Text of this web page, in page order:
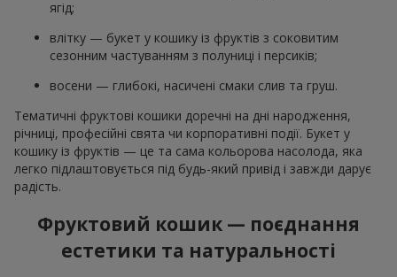
ягід;
влітку — букет у кошику із фруктів з соковитим
сезонним частуванням з полуниці і персиків;
восени — глибокі, насичені смаки слив та груш.
Тематичні фруктові кошики доречні на дні народження,
річниці, професійні свята чи корпоративні події. Букет у
кошику із фруктів — це та сама кольорова насолода, яка
легко підлаштовується під будь-який привід і завжди дарує
радість.
Фруктовий кошик — поєднання
естетики та натуральності